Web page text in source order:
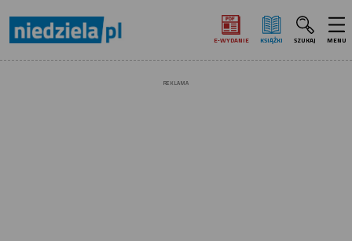
E‑WYDANIE KSIĄŻKI SZUKAJ MENU
REKLAMA